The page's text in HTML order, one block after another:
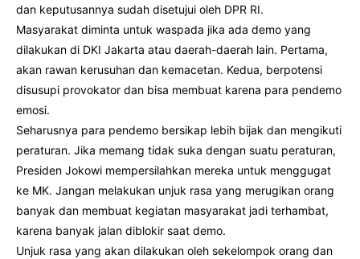
dan keputusannya sudah disetujui oleh DPR RI.
Masyarakat diminta untuk waspada jika ada demo yang
dilakukan di DKI Jakarta atau daerah-daerah lain. Pertama,
akan rawan kerusuhan dan kemacetan. Kedua, berpotensi
disusupi provokator dan bisa membuat karena para pendemo
emosi.
Seharusnya para pendemo bersikap lebih bijak dan mengikuti
peraturan. Jika memang tidak suka dengan suatu peraturan,
Presiden Jokowi mempersilahkan mereka untuk menggugat
ke MK. Jangan melakukan unjuk rasa yang merugikan orang
banyak dan membuat kegiatan masyarakat jadi terhambat,
karena banyak jalan diblokir saat demo.
Unjuk rasa yang akan dilakukan oleh sekelompok orang dan